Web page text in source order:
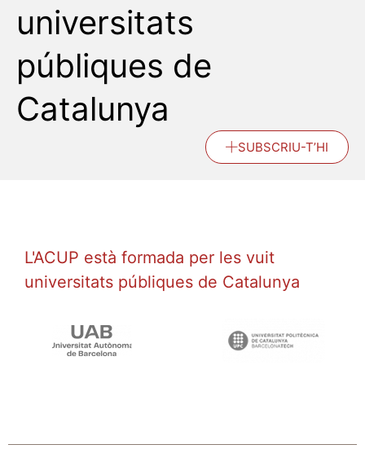
universitats
públiques de
Catalunya
SUBSCRIU-T’HI
L'ACUP està formada per les vuit
universitats públiques de Catalunya